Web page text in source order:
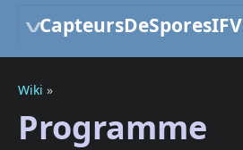
CapteursDeSporesIFV
Wiki »
Programme